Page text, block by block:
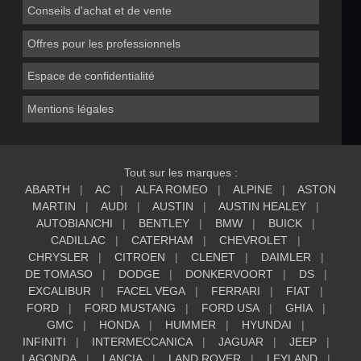
Conseils d'achat et de vente
Offres pour les professionnels
Espace de confidentialité
Mentions légales
Tout sur les marques :
ABARTH
AC ALFA ROMEO ALPINE
ASTON
MARTIN
AUDI AUSTIN
AUSTIN HEALEY
AUTOBIANCHI
BENTLEY BMW
BUICK
CADILLAC
CATERHAM
CHEVROLET
CHRYSLER
CITROEN CLENET
DAIMLER
DE TOMASO
DODGE DONKERVOORT
DS
EXCALIBUR
FACEL VEGA FERRARI
FIAT
FORD
FORD MUSTANG FORD USA
GHIA
GMC
HONDA HUMMER
HYUNDAI
INFINITI
INTERMECCANICA JAGUAR
JEEP
LAGONDA
LANCIA LAND ROVER LEYLAND